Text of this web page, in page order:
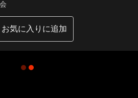
お気に入りに追加